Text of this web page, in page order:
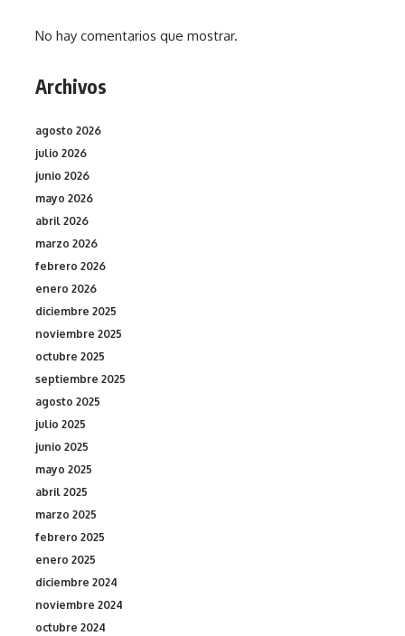
No hay comentarios que mostrar.
Archivos
agosto 2026
julio 2026
junio 2026
mayo 2026
abril 2026
marzo 2026
febrero 2026
enero 2026
diciembre 2025
noviembre 2025
octubre 2025
septiembre 2025
agosto 2025
julio 2025
junio 2025
mayo 2025
abril 2025
marzo 2025
febrero 2025
enero 2025
diciembre 2024
noviembre 2024
octubre 2024